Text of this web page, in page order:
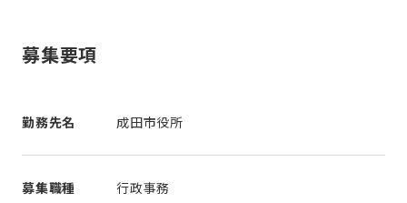
募集要項
勤務先名 成田市役所
募集職種 行政事務